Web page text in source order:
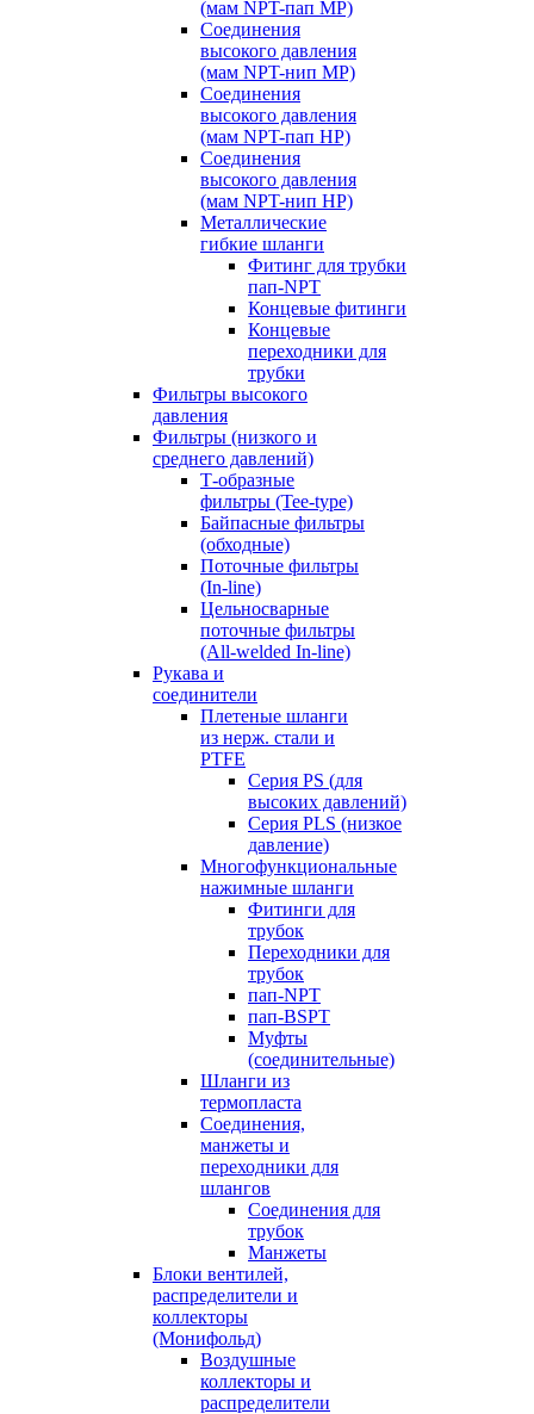
(мам NPT-пап MP)
Соединения
высокого давления
(мам NPT-нип MP)
Соединения
высокого давления
(мам NPT-пап HP)
Соединения
высокого давления
(мам NPT-нип HP)
Металлические
гибкие шланги
Фитинг для трубки
пап-NPT
Концевые фитинги
Концевые
переходники для
трубки
Фильтры высокого
давления
Фильтры (низкого и
среднего давлений)
Т-образные
фильтры (Tee-type)
Байпасные фильтры
(обходные)
Поточные фильтры
(In-line)
Цельносварные
поточные фильтры
(All-welded In-line)
Рукава и
соединители
Плетеные шланги
из нерж. стали и
PTFE
Серия PS (для
высоких давлений)
Серия PLS (низкое
давление)
Многофункциональные
нажимные шланги
Фитинги для
трубок
Переходники для
трубок
пап-NPT
пап-BSPT
Муфты
(соединительные)
Шланги из
термопласта
Соединения,
манжеты и
переходники для
шлангов
Соединения для
трубок
Манжеты
Блоки вентилей,
распределители и
коллекторы
(Монифольд)
Воздушные
коллекторы и
распределители